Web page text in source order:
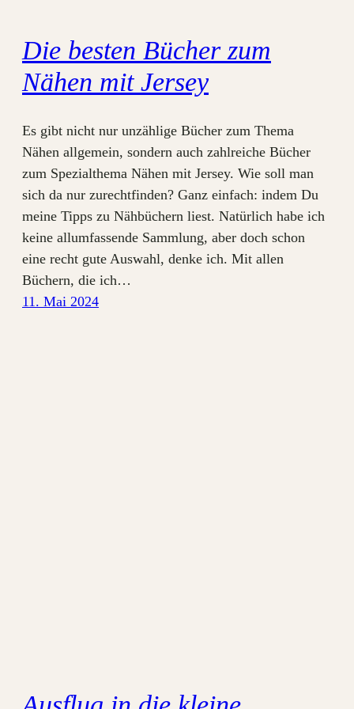
Die besten Bücher zum
Nähen mit Jersey
Es gibt nicht nur unzählige Bücher zum Thema
Nähen allgemein, sondern auch zahlreiche Bücher
zum Spezialthema Nähen mit Jersey. Wie soll man
sich da nur zurechtfinden? Ganz einfach: indem Du
meine Tipps zu Nähbüchern liest. Natürlich habe ich
keine allumfassende Sammlung, aber doch schon
eine recht gute Auswahl, denke ich. Mit allen
Büchern, die ich…
11. Mai 2024